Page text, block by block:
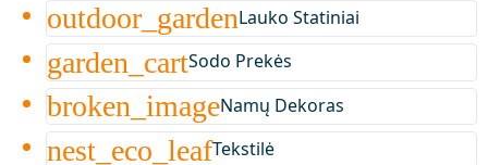
outdoor_gardenLauko Statiniai
garden_cartSodo Prekės
broken_imageNamų Dekoras
nest_eco_leafTekstilė